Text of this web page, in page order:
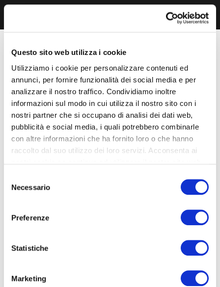
Questo sito web utilizza i cookie
Utilizziamo i cookie per personalizzare contenuti ed
annunci, per fornire funzionalità dei social media e per
analizzare il nostro traffico. Condividiamo inoltre
informazioni sul modo in cui utilizza il nostro sito con i
nostri partner che si occupano di analisi dei dati web,
pubblicità e social media, i quali potrebbero combinarle
con altre informazioni che ha fornito loro o che hanno
raccolto dal suo utilizzo dei loro servizi. Acconsenta ai
delNecessario
Preferenze
Statistiche
Marketing